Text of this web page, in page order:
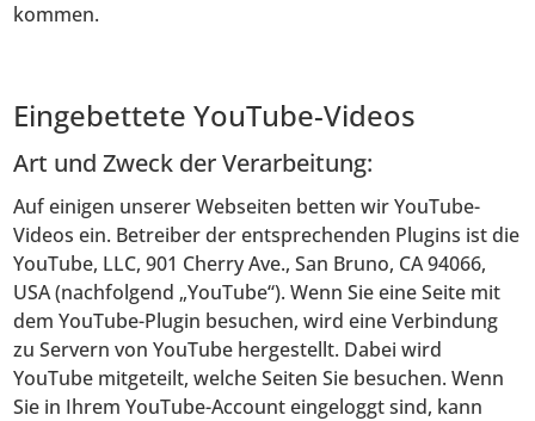
kommen.
Eingebettete YouTube-Videos
Art und Zweck der Verarbeitung:
Auf einigen unserer Webseiten betten wir YouTube-
Videos ein. Betreiber der entsprechenden Plugins ist die
YouTube, LLC, 901 Cherry Ave., San Bruno, CA 94066,
USA (nachfolgend „YouTube“). Wenn Sie eine Seite mit
dem YouTube-Plugin besuchen, wird eine Verbindung
zu Servern von YouTube hergestellt. Dabei wird
YouTube mitgeteilt, welche Seiten Sie besuchen. Wenn
Sie in Ihrem YouTube-Account eingeloggt sind, kann